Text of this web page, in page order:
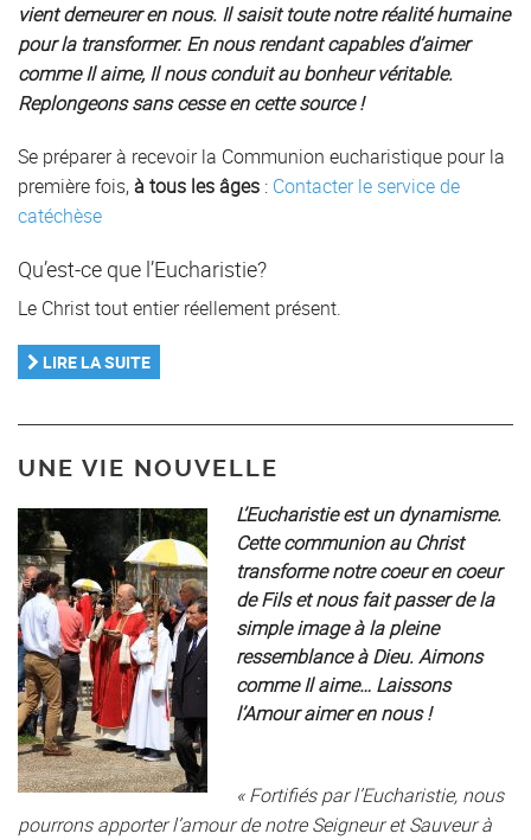
vient demeurer en nous. Il saisit toute notre réalité humaine
pour la transformer. En nous rendant capables d’aimer
comme Il aime, Il nous conduit au bonheur véritable.
Replongeons sans cesse en cette source !
Se préparer à recevoir la Communion eucharistique pour la
première fois,à tous les âges : Contacter le service de
catéchèse
Qu’est-ce que l’Eucharistie?
Le Christ tout entier réellement présent.
LIRE LA SUITE
UNE VIE NOUVELLE
L’Eucharistie est un dynamisme.
Cette communion au Christ
transforme notre coeur en coeur
de Fils et nous fait passer de la
simple image à la pleine
ressemblance à Dieu. Aimons
comme Il aime… Laissons
l’Amour aimer en nous !
« Fortifiés par l’Eucharistie, nous
pourrons apporter l’amour de notre Seigneur et Sauveur à